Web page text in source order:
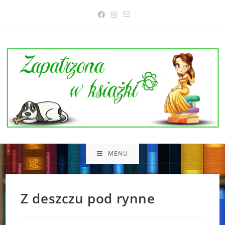
MENU
Z deszczu pod rynne